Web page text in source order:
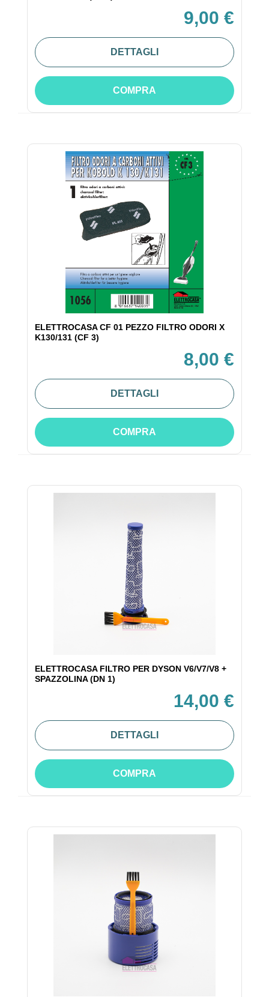
9,00 €
DETTAGLI
COMPRA
ELETTROCASA CF 01 PEZZO FILTRO ODORI X
K130/131 (CF 3)
8,00 €
DETTAGLI
COMPRA
ELETTROCASA FILTRO PER DYSON V6/V7/V8 +
SPAZZOLINA (DN 1)
14,00 €
DETTAGLI
COMPRA